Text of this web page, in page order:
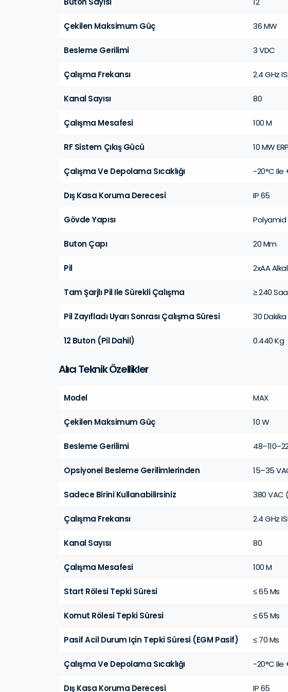
Çekilen Maksimum Güç 36 MW
Besleme Gerilimi 3 VDC
Çalışma Frekansı 2.4 GHz
Kanal Sayısı 80
Çalışma Mesafesi 100 M
RF Sistem Çıkış Gücü 10 MW
Çalışma Ve Depolama Sıcaklığı -20°C Ile
Dış Kasa Koruma Derecesi IP 65
Gövde Yapısı Polyamid
Buton Çapı 20 Mm
Pil 2xAA
Tam Şarjlı Pil Ile Sürekli Çalışma ≥ 240
Pil Zayıfladı Uyarı Sonrası Çalışma Süresi 30 Dakika
12 Buton (Pil Dahil) 0.440 Kg
Alıcı Teknik Özellikler
Model MAX
Çekilen Maksimum Güç 10 W
Besleme Gerilimi
Opsiyonel Besleme Gerilimlerinden 15–35
Sadece Birini Kullanabilirsiniz 380 VAC
Çalışma Frekansı 2.4 GHz
Kanal Sayısı 80
Çalışma Mesafesi 100 M
Start Rölesi Tepki Süresi ≤ 65 Ms
Komut Rölesi Tepki Süresi ≤ 65 Ms
Pasif Acil Durum Için Tepki Süresi (EGM Pasif) ≤ 70 Ms
Çalışma Ve Depolama Sıcaklığı -20°C Ile
Dış Kasa Koruma Derecesi IP 65